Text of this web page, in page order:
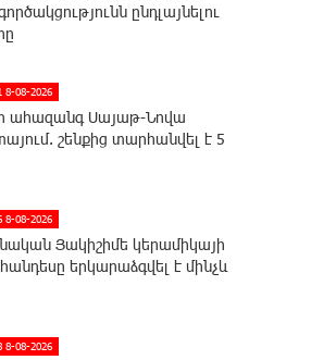
ընդլայնելու
8-08-2026
ահազանգ Սայաթ-Նովա
շենքից տարհանվել է 5
8-08-2026
Յակիշիմե կերամիկայի
երկարաձգվել է մինչև
8-08-2026